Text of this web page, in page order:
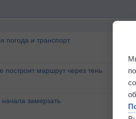
погода и транспорт
построит маршрут через тень
замерзать